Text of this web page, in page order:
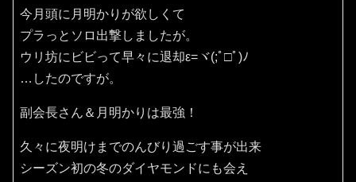
今月頭に月明かりが欲しくて
プラっとソロ出撃しましたが。
ウリ坊にビビって早々に退却ε=ヾ(;ﾟ□ﾟ)ﾉ
…したのですが。
副会長さん＆月明かりは最強！
久々に夜明けまでのんびり過ごす事が出来
シーズン初の冬のダイヤモンドにも会え